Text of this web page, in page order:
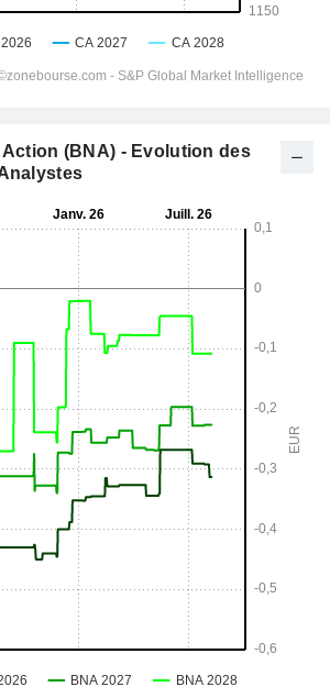
Action (BNA) - Evolution des